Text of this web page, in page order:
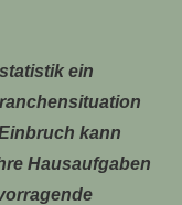
ein
kann
Hausaufgaben